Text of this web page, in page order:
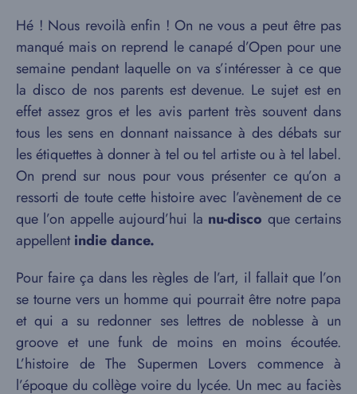
Hé ! Nous revoilà enfin ! On ne vous a peut être pas
manqué mais on reprend le canapé d’Open pour une
semaine pendant laquelle on va s’intéresser à ce que
la disco de nos parents est devenue. Le sujet est en
effet assez gros et les avis partent très souvent dans
tous les sens en donnant naissance à des débats sur
les étiquettes à donner à tel ou tel artiste ou à tel label.
On prend sur nous pour vous présenter ce qu’on a
ressorti de toute cette histoire avec l’avènement de ce
que l’on appelle aujourd’hui la nu-disco que certains
appellentindie dance.
Pour faire ça dans les règles de l’art, il fallait que l’on
se tourne vers un homme qui pourrait être notre papa
et qui a su redonner ses lettres de noblesse à un
groove et une funk de moins en moins écoutée.
L’histoire de The Supermen Lovers commence à
l’époque du collège voire du lycée. Un mec au faciès